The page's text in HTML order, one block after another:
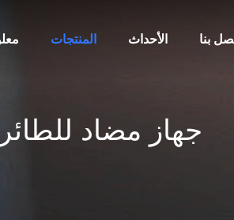
المنتجات الأحداث بنا
جهاز مضاد